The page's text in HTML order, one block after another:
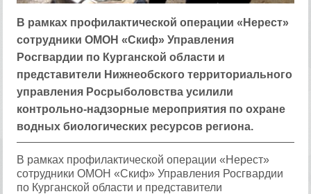
В рамках профилактической операции «Нерест»
сотрудники ОМОН «Скиф» Управления
Росгвардии по Курганской области и
представители Нижнеобского территориального
управления Росрыболовства усилили
контрольно-надзорные мероприятия по охране
водных биологических ресурсов региона.
В рамках профилактической операции «Нерест»
сотрудники ОМОН «Скиф» Управления Росгвардии
по Курганской области и представители